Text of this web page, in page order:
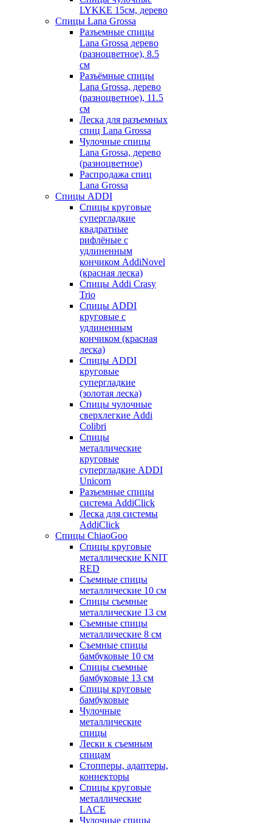
LYKKE 15см, дерево
Спицы Lana Grossa
Разъемные спицы
Lana Grossa дерево
(разноцветное), 8.5
см
Разъёмные спицы
Lana Grossa, дерево
(разноцветное), 11.5
см
Леска для разъемных
спиц Lana Grossa
Чулочные спицы
Lana Grossa, дерево
(разноцветное)
Распродажа спиц
Lana Grossa
Спицы ADDI
Спицы круговые
супергладкие
квадратные
рифлёные с
удлиненным
кончиком AddiNovel
(красная леска)
Спицы Addi Crasy
Trio
Спицы ADDI
круговые с
удлиненным
кончиком (красная
леска)
Спицы ADDI
круговые
супергладкие
(золотая леска)
Спицы чулочные
сверхлегкие Addi
Colibri
Спицы
металлические
круговые
супергладкие ADDI
Unicorn
Разъемные спицы
система AddiClick
Леска для системы
AddiClick
Спицы ChiaoGoo
Спицы круговые
металлические KNIT
RED
Съемные спицы
металлические 10 см
Спицы съемные
металлические 13 см
Съемные спицы
металлические 8 см
Съемные спицы
бамбуковые 10 см
Спицы съемные
бамбуковые 13 см
Спицы круговые
бамбуковые
Чулочные
металлические
спицы
Лески к съемным
спицам
Стопперы, адаптеры,
коннекторы
Спицы круговые
металлические
LACE
Чулочные спицы